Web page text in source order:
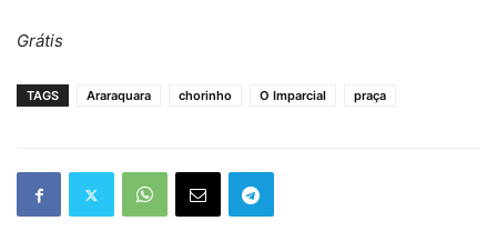
Grátis
TAGS Araraquara chorinho O Imparcial praça